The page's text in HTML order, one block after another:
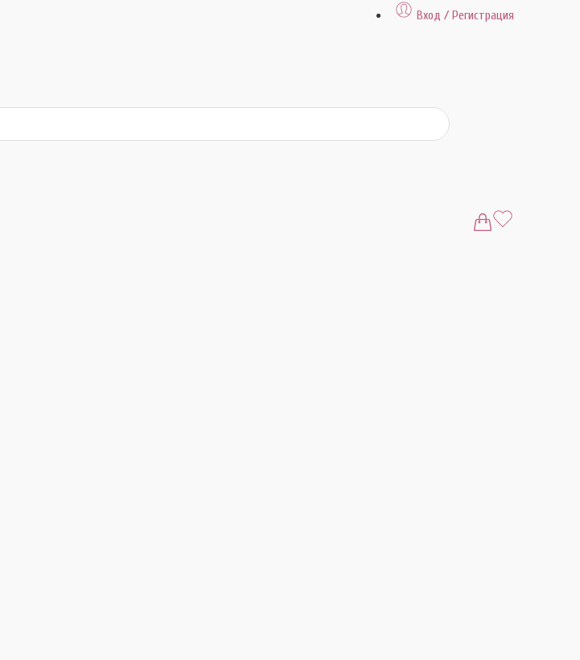
Вход / Регистрация